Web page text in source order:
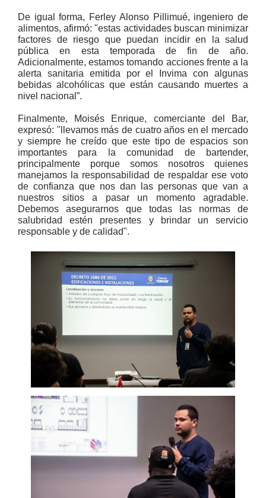
De igual forma, Ferley Alonso Pillimué, ingeniero de
alimentos, afirmó: "estas actividades buscan minimizar
factores de riesgo que puedan incidir en la salud
pública en esta temporada de fin de año.
Adicionalmente, estamos tomando acciones frente a la
alerta sanitaria emitida por el Invima con algunas
bebidas alcohólicas que están causando muertes a
nivel nacional”.
Finalmente, Moisés Enrique, comerciante del Bar,
expresó: "llevamos más de cuatro años en el mercado
y siempre he creído que este tipo de espacios son
importantes para la comunidad de bartender,
principalmente porque somos nosotros quienes
manejamos la responsabilidad de respaldar ese voto
de confianza que nos dan las personas que van a
nuestros sitios a pasar un momento agradable.
Debemos asegurarnos que todas las normas de
salubridad estén presentes y brindar un servicio
responsable y de calidad".